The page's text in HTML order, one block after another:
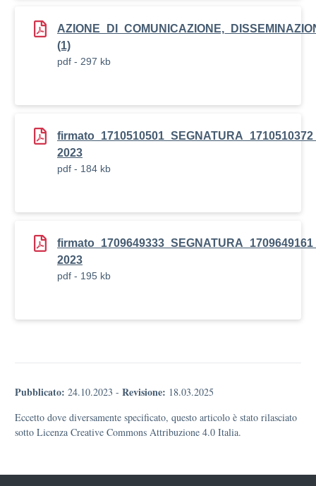
(1)
pdf - 297 kb
2023
pdf - 184 kb
2023
pdf - 195 kb
Pubblicato: 24.10.2023 - Revisione: 18.03.2025
Eccetto dove diversamente specificato, questo articolo è stato rilasciato
sotto Licenza Creative Commons Attribuzione 4.0 Italia.